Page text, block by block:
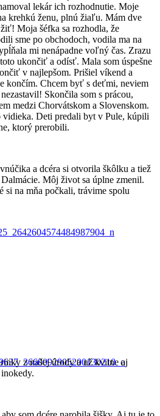
lekár ich rozhodnutie. Moje
krehkú ženu, plnú žiaľu. Mám dve
Moja šéfka sa rozhodla, že
sme po obchodoch, vodila ma na
mi nenápadne voľný čas. Zrazu
ukončiť a odísť. Mala som úspešne
v najlepšom. Prišiel víkend a
končím. Chcem byť s deťmi, neviem
Skončila som s prácou,
medzi Chorvátskom a Slovenskom.
vidieka. Deti predali byt v Pule, kúpili
ktorý prerobili.
a dcéra si otvorila škôlku a tiež
Môj život sa úplne zmenil.
si na mňa počkali, trávime spolu
z našej úrody a už kvitne aj